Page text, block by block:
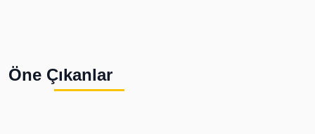
Öne Çıkanlar